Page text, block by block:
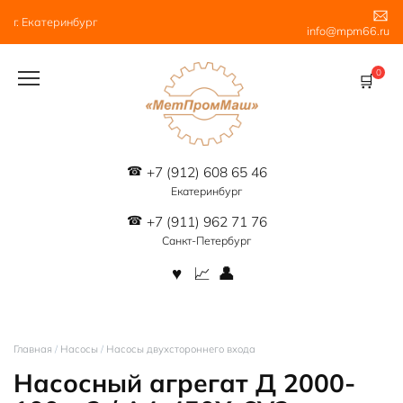
содержанию
г. Екатеринбург
info@mpm66.ru
+7 (912) 608 65 46
Екатеринбург
+7 (911) 962 71 76
Санкт-Петербург
0
Главная / Насосы / Насосы двухстороннего входа
Насосный агрегат Д 2000-